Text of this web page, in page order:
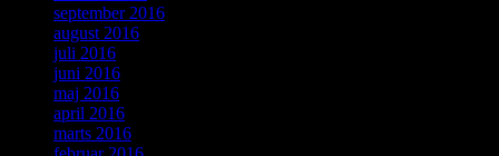
september 2016
august 2016
juli 2016
juni 2016
maj 2016
april 2016
marts 2016